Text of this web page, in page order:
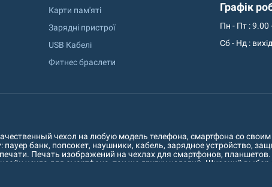
Карти пам'яті
Зарядні пристрої
USB Кабелі
Фитнес браслети
Графік
Пн - Пт : 9.00
Сб - Нд :
чехол на любую модель телефона, смартфона со
банк, попсокет, наушники, кабель, зарядное устройство,
Печать изображений на чехлах для смартфонов,
чехла для смартфона, так же других изделий. Широкий